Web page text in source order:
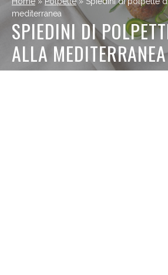
mediterranea
SPIEDINI DI
ALLA MEDITERRANEA